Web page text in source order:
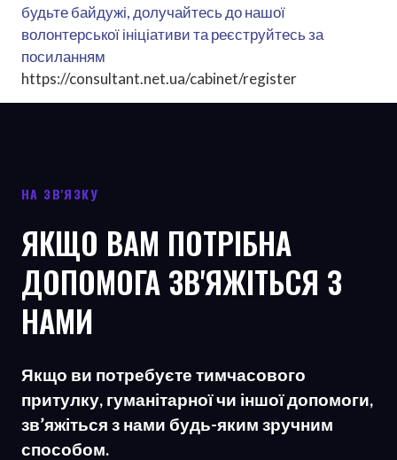
будьте байдужі, долучайтесь до нашої
волонтерської ініціативи та реєструйтесь за
посиланням
https://consultant.net.ua/cabinet/register
НА ЗВ'ЯЗКУ
ЯКЩО ВАМ ПОТРІБНА
ДОПОМОГА ЗВ'ЯЖІТЬСЯ З
НАМИ
Якщо ви потребуєте тимчасового
притулку, гуманітарної чи іншої допомоги,
зв’яжіться з нами будь-яким зручним
способом.